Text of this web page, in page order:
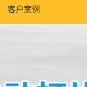
客户案例